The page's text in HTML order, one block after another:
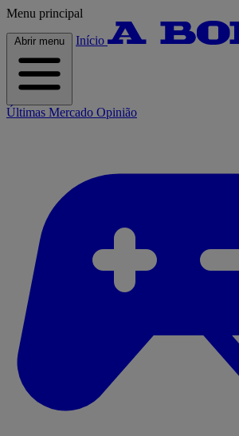
Menu principal
Abrir menu Início
Últimas Mercado Opinião